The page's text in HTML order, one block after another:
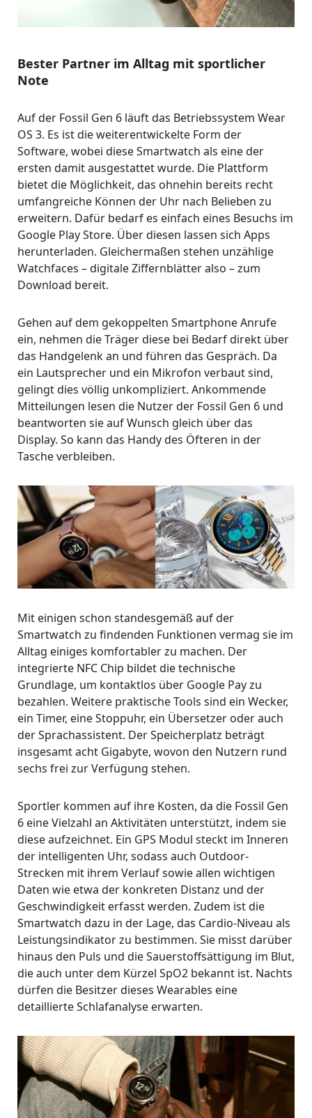
Bester Partner im Alltag mit sportlicher
Note
Auf der Fossil Gen 6 läuft das Betriebssystem Wear
OS 3. Es ist die weiterentwickelte Form der
Software, wobei diese Smartwatch als eine der
ersten damit ausgestattet wurde. Die Plattform
bietet die Möglichkeit, das ohnehin bereits recht
umfangreiche Können der Uhr nach Belieben zu
erweitern. Dafür bedarf es einfach eines Besuchs im
Google Play Store. Über diesen lassen sich Apps
herunterladen. Gleichermaßen stehen unzählige
Watchfaces – digitale Ziffernblätter also – zum
Download bereit.
Gehen auf dem gekoppelten Smartphone Anrufe
ein, nehmen die Träger diese bei Bedarf direkt über
das Handgelenk an und führen das Gespräch. Da
ein Lautsprecher und ein Mikrofon verbaut sind,
gelingt dies völlig unkompliziert. Ankommende
Mitteilungen lesen die Nutzer der Fossil Gen 6 und
beantworten sie auf Wunsch gleich über das
Display. So kann das Handy des Öfteren in der
Tasche verbleiben.
Mit einigen schon standesgemäß auf der
Smartwatch zu findenden Funktionen vermag sie im
Alltag einiges komfortabler zu machen. Der
integrierte NFC Chip bildet die technische
Grundlage, um kontaktlos über Google Pay zu
bezahlen. Weitere praktische Tools sind ein Wecker,
ein Timer, eine Stoppuhr, ein Übersetzer oder auch
der Sprachassistent. Der Speicherplatz beträgt
insgesamt acht Gigabyte, wovon den Nutzern rund
sechs frei zur Verfügung stehen.
Sportler kommen auf ihre Kosten, da die Fossil Gen
6 eine Vielzahl an Aktivitäten unterstützt, indem sie
diese aufzeichnet. Ein GPS Modul steckt im Inneren
der intelligenten Uhr, sodass auch Outdoor-
Strecken mit ihrem Verlauf sowie allen wichtigen
Daten wie etwa der konkreten Distanz und der
Geschwindigkeit erfasst werden. Zudem ist die
Smartwatch dazu in der Lage, das Cardio-Niveau als
Leistungsindikator zu bestimmen. Sie misst darüber
hinaus den Puls und die Sauerstoffsättigung im Blut,
die auch unter dem Kürzel SpO2 bekannt ist. Nachts
dürfen die Besitzer dieses Wearables eine
detaillierte Schlafanalyse erwarten.